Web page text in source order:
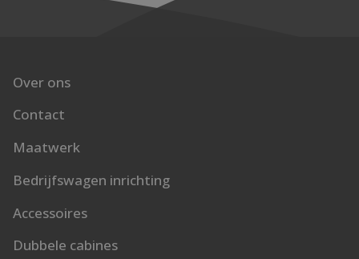
Over ons
Contact
Maatwerk
Bedrijfswagen inrichting
Accessoires
Dubbele cabines